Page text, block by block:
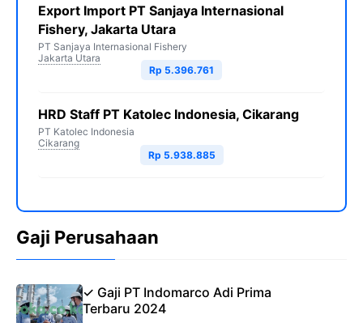
Export Import PT Sanjaya Internasional
Fishery, Jakarta Utara
PT Sanjaya Internasional Fishery
Jakarta Utara
Rp 5.396.761
HRD Staff PT Katolec Indonesia, Cikarang
PT Katolec Indonesia
Cikarang
Rp 5.938.885
Gaji Perusahaan
✓ Gaji PT Indomarco Adi Prima
Terbaru 2024